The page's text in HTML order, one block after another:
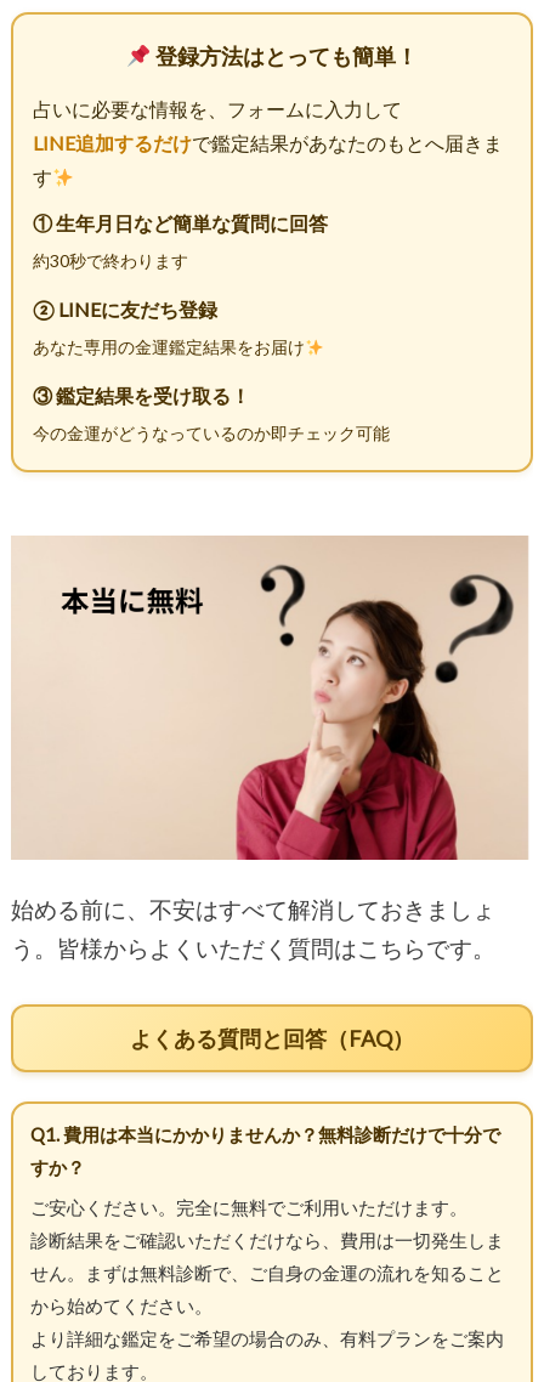
登録方法はとっても簡単！
占いに必要な情報を、フォームに入力して
LINE追加するだけで鑑定結果があなたのもとへ届きま
す
① 生年月日など簡単な質問に回答
約30秒で終わります
② LINEに友だち登録
あなた専用の金運鑑定結果をお届け
③ 鑑定結果を受け取る！
今の金運がどうなっているのか即チェック可能
始める前に、不安はすべて解消しておきましょ
う。皆様からよくいただく質問はこちらです。
よくある質問と回答（FAQ）
Q1. 費用は本当にかかりませんか？無料診断だけで十分で
すか？
ご安心ください。完全に無料でご利用いただけます。
診断結果をご確認いただくだけなら、費用は一切発生しま
せん。まずは無料診断で、ご自身の金運の流れを知ること
から始めてください。
より詳細な鑑定をご希望の場合のみ、有料プランをご案内
しております。